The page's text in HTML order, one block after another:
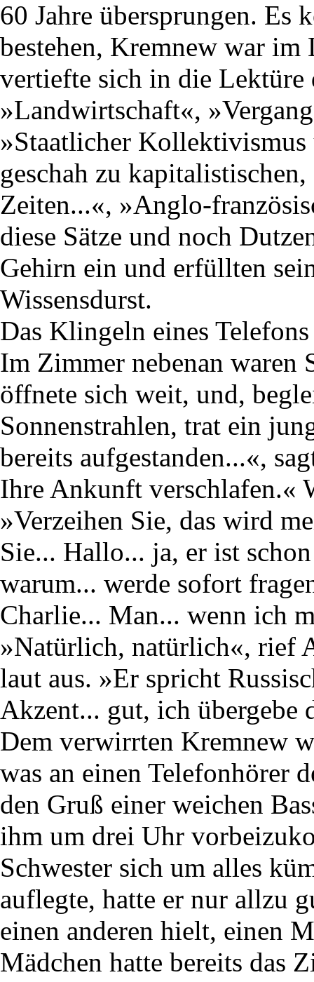
60 Jahre übersprungen. Es
bestehen, Kremnew war
vertiefte sich in die Lektüre
»Landwirtschaft«,
»Staatlicher Kollektivismus
geschah zu
Zeiten...«, »Anglo-
diese Sätze und noch
Gehirn ein und erfüllten
Wissensdurst.
Das Klingeln eines
Im Zimmer nebenan waren
öffnete sich weit, und,
Sonnenstrahlen, trat ein
bereits aufgestanden...«,
Ihre Ankunft verschlafen.«
»Verzeihen Sie, das wird
Sie... Hallo... ja, er ist
warum... werde sofort
Charlie... Man... wenn ich
»Natürlich, natürlich«, rief
laut aus. »Er spricht
Akzent... gut, ich übergebe
Dem verwirrten Kremnew
was an einen Telefonhörer
den Gruß einer weichen
ihm um drei Uhr
Schwester sich um alles
auflegte, hatte er nur allzu
einen anderen hielt, einen
Mädchen hatte bereits das